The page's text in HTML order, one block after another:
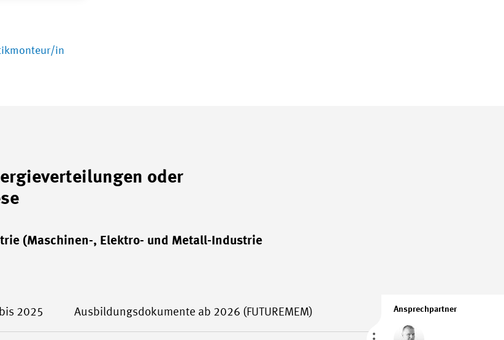
in
oder
(Maschinen-, Elektro- und Metall-Industrie
Ansprechpartner
2025 Ausbildungsdokumente ab 2026 (FUTUREMEM)